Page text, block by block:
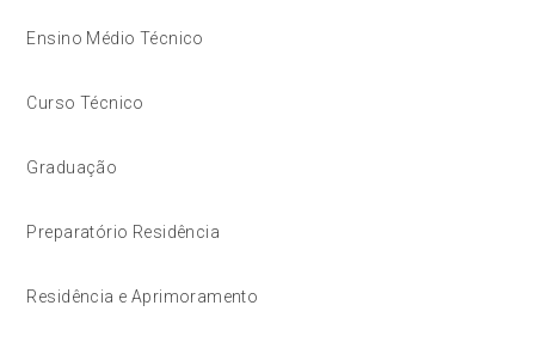
Ensino Médio Técnico
Curso Técnico
Graduação
Preparatório Residência
Residência e Aprimoramento